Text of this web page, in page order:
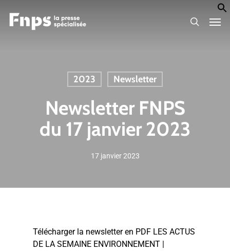
search
2023 Newsletter
Newsletter FNPS
du 17 janvier 2023
17 janvier 2023
Télécharger la newsletter en PDF LES ACTUS
DE LA SEMAINE ENVIRONNEMENT |